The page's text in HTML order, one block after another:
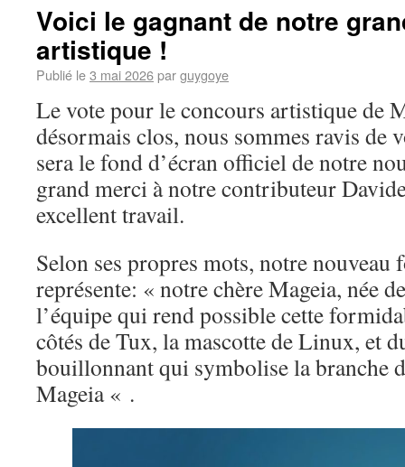
Voici le gagnant de notre
artistique !
Publié le3 mai 2026parguygoye
Le vote pour le concours artistique de
désormais clos, nous sommes ravis de
sera le fond d’écran officiel de notre
grand merci à notre contributeur
excellent travail.
Selon ses propres mots, notre nouveau
représente: « notre chère Mageia, née
l’équipe qui rend possible cette
côtés de Tux, la mascotte de Linux, et
bouillonnant qui symbolise la branche
Mageia « .